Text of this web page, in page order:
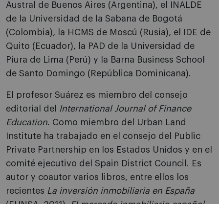
Austral de Buenos Aires (Argentina), el INALDE
de la Universidad de la Sabana de Bogotá
(Colombia), la HCMS de Moscú (Rusia), el IDE de
Quito (Ecuador), la PAD de la Universidad de
Piura de Lima (Perú) y la Barna Business School
de Santo Domingo (República Dominicana).
El profesor Suárez es miembro del consejo
editorial del
International Journal of Finance
Education. Como miembro del Urban Land
Institute ha trabajado en el consejo del Public
Private Partnership en los Estados Unidos y en el
comité ejecutivo del Spain District Council. Es
autor y coautor varios libros, entre ellos los
recientes La inversión inmobiliaria en España